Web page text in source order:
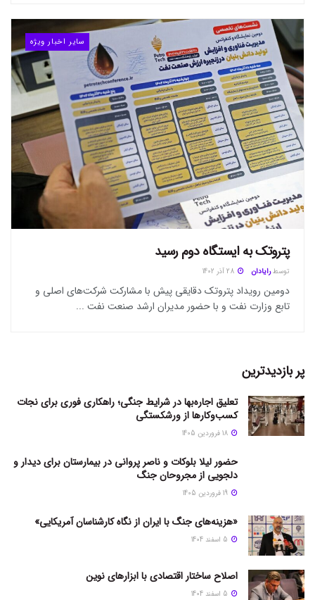
سایر اخبار ویژه
پتروتک به ایستگاه دوم رسید
توسط رایادان
دومین رویداد پتروتک دقایقی پیش با مشارکت شرکت‌های اصلی و
تابع وزارت نفت و با حضور مدیران ارشد صنعت نفت ...
پر بازدیدترین
تعلیق اجاره‌بها در شرایط جنگی؛ راهکاری فوری برای نجات
کسب‌وکارها از ورشکستگی
حضور لیلا بلوکات و ناصر پروانی در بیمارستان برای دیدار و
دلجویی از مجروحان جنگ
«هزینه‌های جنگ با ایران از نگاه کارشناسان آمریکایی»
اصلاح ساختار اقتصادی با ابزارهای نوین